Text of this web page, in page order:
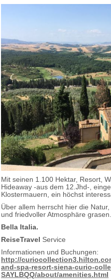
Mit seinen 1.100 Hektar, Resort,
Hideaway -aus dem 12.Jhd-,
Klostermauern, ein höchst
Über allem herrscht hier die
und friedvoller Atmosphäre grasen.
Bella Italia.
ReiseTravel Service
Informationen und Buchungen:
http://
and-spa-resort-siena-curio-
SAYLBQQ/about/amenities.html